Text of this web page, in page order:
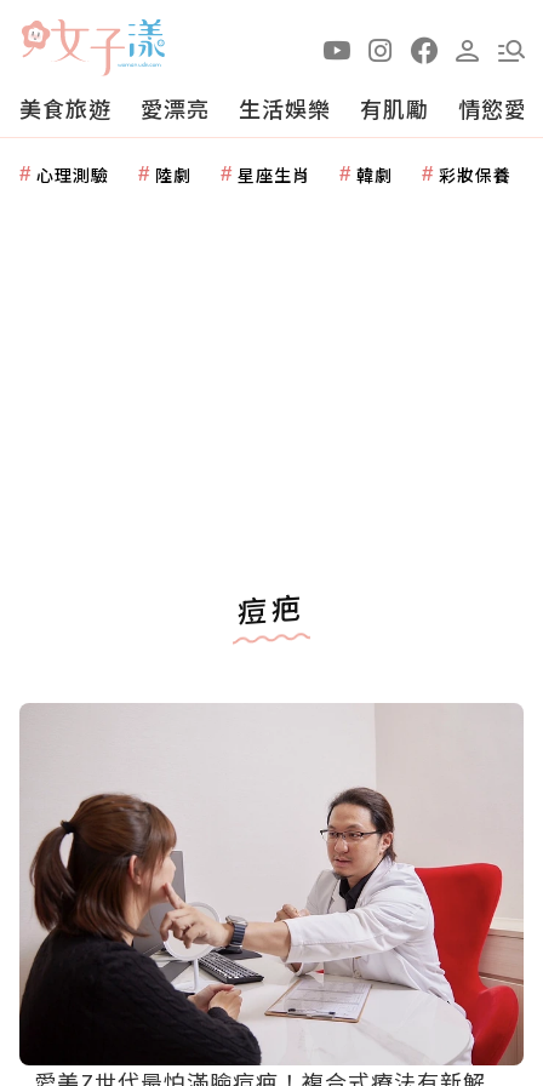
美食旅遊 愛漂亮 生活娛樂 有肌勵 情慾愛
心理測驗 陸劇 星座生肖 韓劇 彩妝保養
痘疤